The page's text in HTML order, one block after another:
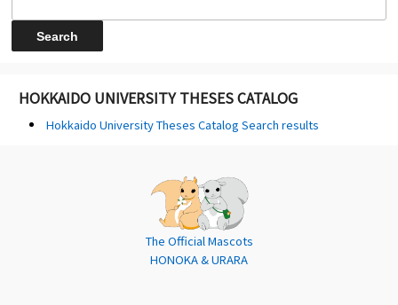
HOKKAIDO UNIVERSITY THESES CATALOG
Hokkaido University Theses Catalog Search results
The Official Mascots
HONOKA & URARA